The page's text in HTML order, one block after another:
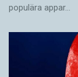
populära appar…